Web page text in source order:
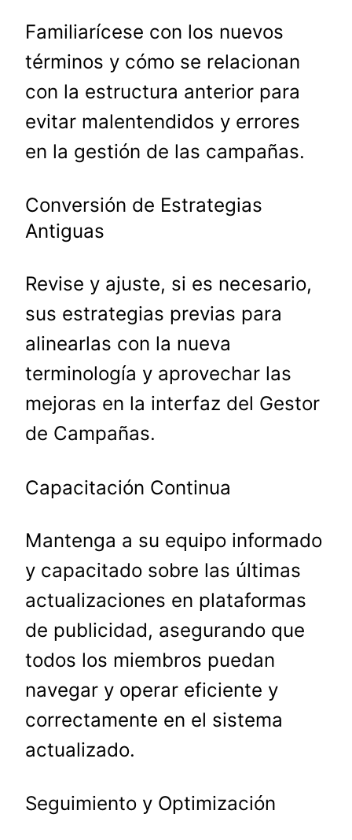
Familiarícese con los nuevos
términos y cómo se relacionan
con la estructura anterior para
evitar malentendidos y errores
en la gestión de las campañas.
Conversión de Estrategias
Antiguas
Revise y ajuste, si es necesario,
sus estrategias previas para
alinearlas con la nueva
terminología y aprovechar las
mejoras en la interfaz del Gestor
de Campañas.
Capacitación Continua
Mantenga a su equipo informado
y capacitado sobre las últimas
actualizaciones en plataformas
de publicidad, asegurando que
todos los miembros puedan
navegar y operar eficiente y
correctamente en el sistema
actualizado.
Seguimiento y Optimización